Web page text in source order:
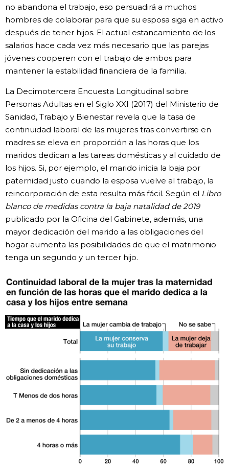
no abandona el trabajo, eso persuadirá a muchos
hombres de colaborar para que su esposa siga en activo
después de tener hijos. El actual estancamiento de los
salarios hace cada vez más necesario que las parejas
jóvenes cooperen con el trabajo de ambos para
mantener la estabilidad financiera de la familia.
La Decimotercera Encuesta Longitudinal sobre
Personas Adultas en el Siglo XXI (2017) del Ministerio de
Sanidad, Trabajo y Bienestar revela que la tasa de
continuidad laboral de las mujeres tras convertirse en
madres se eleva en proporción a las horas que los
maridos dedican a las tareas domésticas y al cuidado de
los hijos. Si, por ejemplo, el marido inicia la baja por
paternidad justo cuando la esposa vuelve al trabajo, la
reincorporación de esta resulta más fácil. Según el Libro
blanco de medidas contra la baja natalidad de 2019
publicado por la Oficina del Gabinete, además, una
mayor dedicación del marido a las obligaciones del
hogar aumenta las posibilidades de que el matrimonio
tenga un segundo y un tercer hijo.